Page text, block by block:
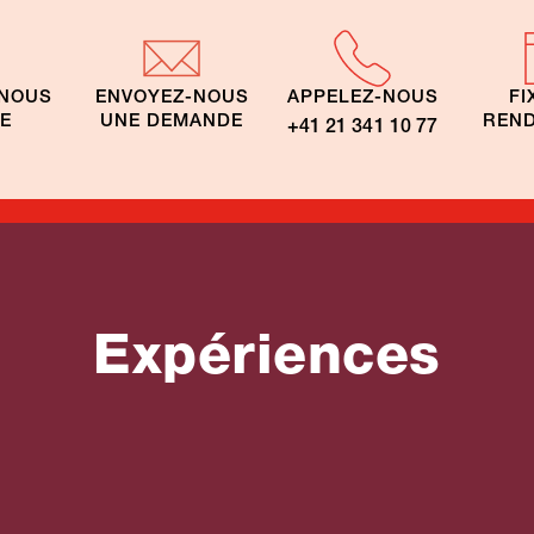
ENVOYEZ-NOUS
UNE DEMANDE
APPELEZ-NOUS
+41 21 341 10 77
Expériences